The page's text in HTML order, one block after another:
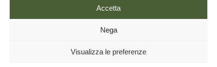
Accetta
Nega
Visualizza le preferenze